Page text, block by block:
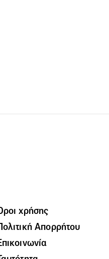
χρήσης
Απορρήτου